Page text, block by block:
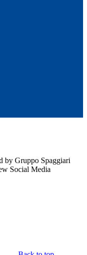
by Gruppo Spaggiari
Social Media